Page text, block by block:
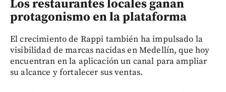
Los restaurantes locales ganan
protagonismo en la plataforma
El crecimiento de Rappi también ha impulsado la
visibilidad de marcas nacidas en Medellín, que hoy
encuentran en la aplicación un canal para ampliar
su alcance y fortalecer sus ventas.